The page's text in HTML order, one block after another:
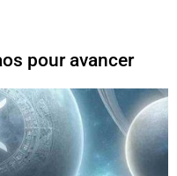
pour avancer